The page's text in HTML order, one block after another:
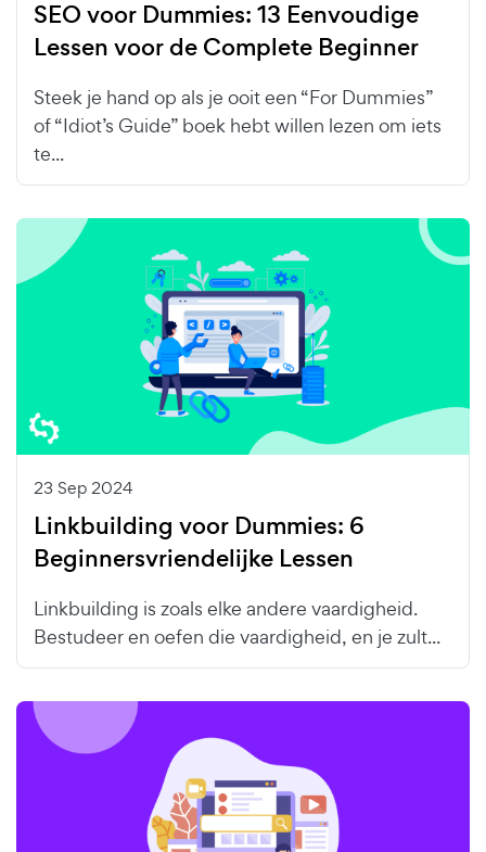
SEO voor Dummies: 13 Eenvoudige
Lessen voor de Complete Beginner
Steek je hand op als je ooit een “For Dummies”
of “Idiot’s Guide” boek hebt willen lezen om iets
te...
23 Sep 2024
Linkbuilding voor Dummies: 6
Beginnersvriendelijke Lessen
Linkbuilding is zoals elke andere vaardigheid.
Bestudeer en oefen die vaardigheid, en je zult...